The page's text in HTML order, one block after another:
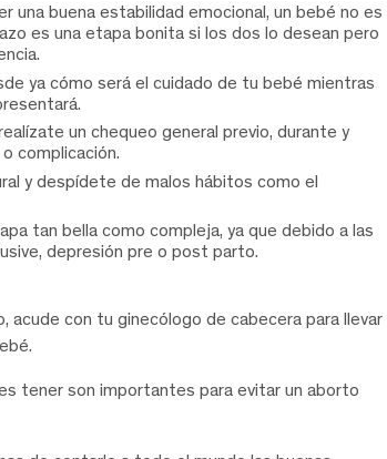
una buena estabilidad emocional, un bebé no es
es una etapa bonita si los dos lo desean pero
ya cómo será el cuidado de tu bebé mientras
un chequeo general previo, durante y
complicación.
y despídete de malos hábitos como el
tan bella como compleja, ya que debido a las
depresión pre o post parto.
con tu ginecólogo de cabecera para llevar
tener son importantes para evitar un aborto